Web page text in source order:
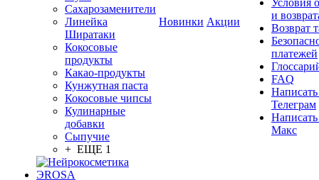
Сахарозаменители
Линейка
Ширатаки
Кокосовые
продукты
Какао-продукты
Кунжутная паста
Кокосовые чипсы
Кулинарные
добавки
Сыпучие
+ ЕЩЕ 1
Новинки Акции
Условия
и
Возврат
платежей
FAQ
Телеграм
Макс